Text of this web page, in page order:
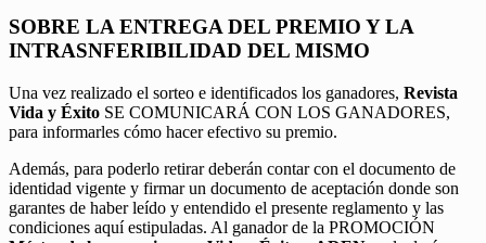
SOBRE LA ENTREGA DEL PREMIO Y LA
INTRASNFERIBILIDAD DEL MISMO
Una vez realizado el sorteo e identificados los ganadores, Revista
Vida y Éxito SE COMUNICARÁ CON LOS GANADORES,
para informarles cómo hacer efectivo su premio.
Además, para poderlo retirar deberán contar con el documento de
identidad vigente y firmar un documento de aceptación donde son
garantes de haber leído y entendido el presente reglamento y las
condiciones aquí estipuladas. Al ganador de la PROMOCIÓN